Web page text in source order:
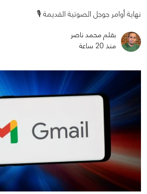
نهاية أوامر جوجل الصوتية القديمة 🎙️
بقلم محمد ناصر
منذ 20 ساعة